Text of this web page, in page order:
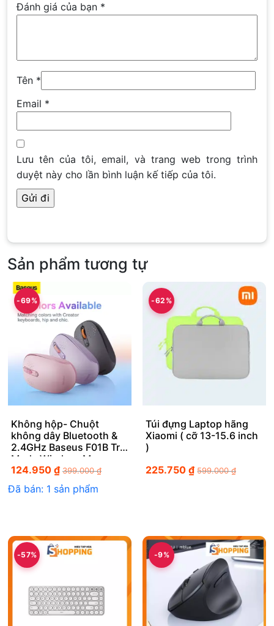
Đánh giá của bạn *
Tên *
Email *
Lưu tên của tôi, email, và trang web trong trình
duyệt này cho lần bình luận kế tiếp của tôi.
Sản phẩm tương tự
-69%
Không hộp- Chuột
không dây Bluetooth &
2.4GHz Baseus F01B Tri-
Mode Wireless Mouse
124.950 ₫ 399.000₫
Đã bán: 1 sản phẩm
-62%
Túi đựng Laptop hãng
Xiaomi ( cỡ 13-15.6 inch
)
225.750₫ 599.000₫
-57% -9%